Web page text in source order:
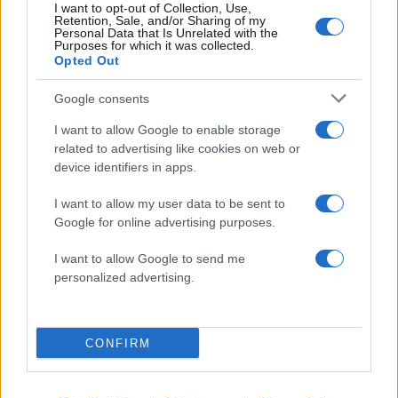
I want to opt-out of Collection, Use,
Retention, Sale, and/or Sharing of my
Personal Data that Is Unrelated with the
Purposes for which it was collected.
Opted Out
Google consents
I want to allow Google to enable storage
related to advertising like cookies on web or
device identifiers in apps.
I want to allow my user data to be sent to
Google for online advertising purposes.
I want to allow Google to send me
personalized advertising.
CONFIRM
Σχόλια
Νέο βίντεο με τον
Μοτζτάμπα Χαμενεΐ ενώ
φουντώνουν οι φήμες για
το αν βρίσκεται στη ζωή
Μετέτρεψαν το
Σαρακήνικο της
ελικοδρόμιο –
το ελικόπτερο τους
κάνουν μπάνιο